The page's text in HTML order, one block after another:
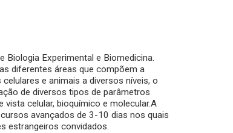
Biologia Experimental e Biomedicina.
diferentes áreas que compõem a
e animais a diversos níveis, o
de diversos tipos de parâmetros
celular, bioquímico e molecular.A
avançados de 3-10 dias nos quais
estrangeiros convidados.